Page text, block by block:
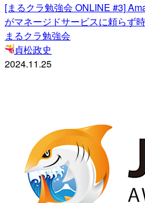
[まるクラ勉強会 ONLINE #3]
がマネージドサービスに頼らず
まるクラ勉強会
貞松政史
2024.11.25